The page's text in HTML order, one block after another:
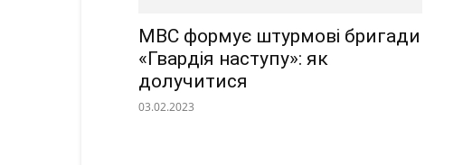
МВС формує штурмові бригади
«Гвардія наступу»: як
долучитися
03.02.2023